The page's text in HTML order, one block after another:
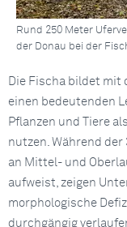
Rund 250 Meter
der Donau bei der
Die Fischa bildet mit
einen bedeutenden
Pflanzen und Tiere
nutzen. Während
an Mittel- und
aufweist, zeigen
morphologische
durchgängig